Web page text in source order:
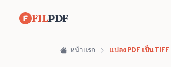
FILPDF
หน้าแรก แปลง PDF เป็น TIFF